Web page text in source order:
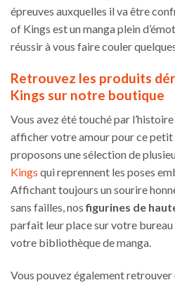
épreuves auxquelles il va être
of Kings est un manga plein
réussir à vous faire couler
Retrouvez les produits
Kings sur notre boutique
Vous avez été touché par
afficher votre amour pour ce petit
proposons une sélection de
Kings qui reprennent les poses
Affichant toujours un sourire
sans failles, nosfigurines de
parfait leur place sur votre bureau
votre bibliothèque de manga.
Vous pouvez également retrouver